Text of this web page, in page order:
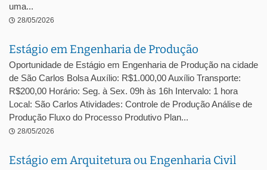
uma...
28/05/2026
Estágio em Engenharia de Produção
Oportunidade de Estágio em Engenharia de Produção na cidade
de São Carlos Bolsa Auxílio: R$1.000,00 Auxílio Transporte:
R$200,00 Horário: Seg. à Sex. 09h às 16h Intervalo: 1 hora
Local: São Carlos Atividades: Controle de Produção Análise de
Produção Fluxo do Processo Produtivo Plan...
28/05/2026
Estágio em Arquitetura ou Engenharia Civil